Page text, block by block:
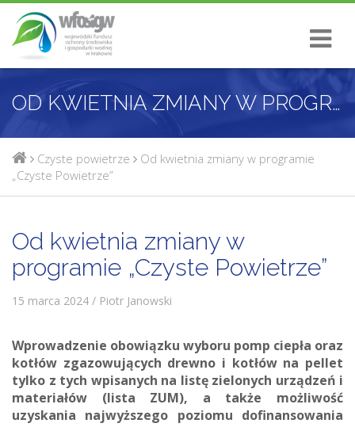
OD KWIETNIA ZMIANY W PROGRAMIE „CZYSTE POWIETRZE”
Czyste powietrze
Od kwietnia zmiany w programie
„Czyste Powietrze”
Od kwietnia zmiany w
programie „Czyste Powietrze”
15 marca 2024 / Piotr Janowski
Wprowadzenie obowiązku wyboru pomp ciepła oraz
kotłów zgazowujących drewno i kotłów na pellet
tylko z tych wpisanych na listę zielonych urządzeń i
materiałów (lista ZUM), a także możliwość
uzyskania najwyższego poziomu dofinansowania